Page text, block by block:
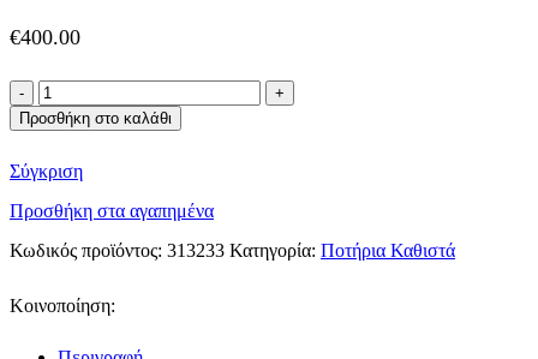
€400.00
Baccarat
σετ
6
αναψυκτικού
Προσθήκη στο καλάθι
Σύγκριση
Προσθήκη στα αγαπημένα
Κωδικός προϊόντος: 313233 Κατηγορία: Ποτήρια Καθιστά
Κοινοποίηση: